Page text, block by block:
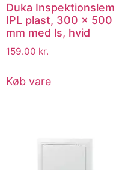
Duka Inspektionslem
IPL plast, 300 x 500
mm med ls, hvid
159.00 kr.
Køb vare